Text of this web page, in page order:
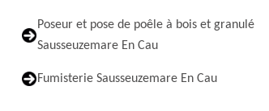
Poseur et pose de poêle à bois et granulé
Sausseuzemare En Cau
Fumisterie Sausseuzemare En Cau